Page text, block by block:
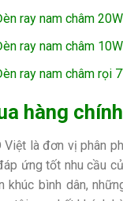
ray nam châm
ray nam châm
ray nam châm rọi
hàng
Việt là đơn vị phân
ứng tốt nhu cầu
khúc bình dân,